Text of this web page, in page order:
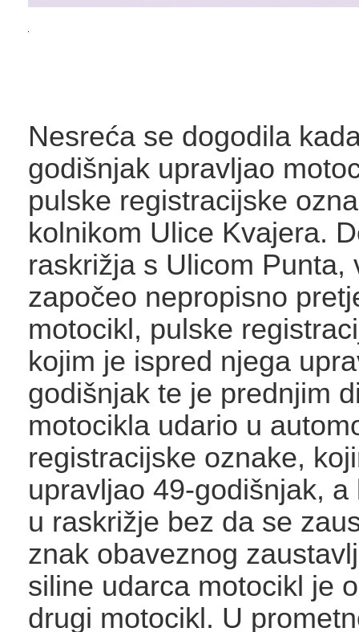
Nesreća se dogodila
godišnjak upravljao
pulske registracijske
kolnikom Ulice Kvajera.
raskrižja s Ulicom Punta,
započeo nepropisno
motocikl, pulske
kojim je ispred njega
godišnjak te je prednjim
motocikla udario u
registracijske oznake,
upravljao 49-godišnjak, a
u raskrižje bez da se
znak obaveznog
siline udarca motocikl je
drugi motocikl. U